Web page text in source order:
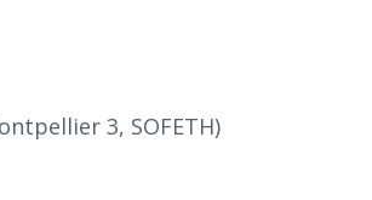
3, SOFETH)